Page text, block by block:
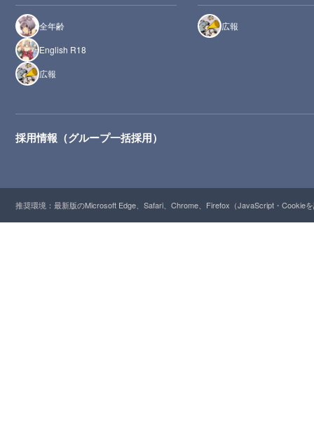
全年齢
English R18
広報
広報
採用情報（グループ一括採用）
推奨環境：最新版のMicrosoft Edge、Safari、Chrome、Firefox（JavaScript・Cookie